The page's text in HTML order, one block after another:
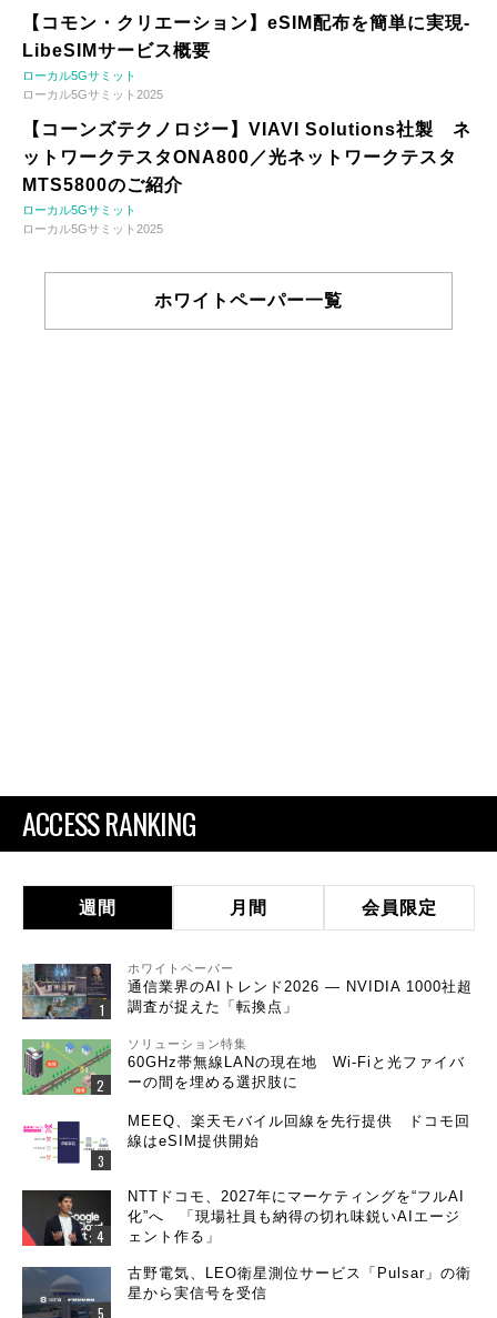
【コモン・クリエーション】eSIM配布を簡単に実現-
LibeSIMサービス概要
ローカル5Gサミット
ローカル5Gサミット2025
【コーンズテクノロジー】VIAVI Solutions社製 ネ
ットワークテスタONA800／光ネットワークテスタ
MTS5800のご紹介
ローカル5Gサミット
ローカル5Gサミット2025
ホワイトペーパー一覧
ACCESS RANKING
週間 月間 会員限定
ホワイトペーパー
通信業界のAIトレンド2026 ― NVIDIA 1000社超
調査が捉えた「転換点」
ソリューション特集
60GHz帯無線LANの現在地 Wi-Fiと光ファイバ
ーの間を埋める選択肢に
MEEQ、楽天モバイル回線を先行提供 ドコモ回
線はeSIM提供開始
NTTドコモ、2027年にマーケティングを“フルAI
化”へ 「現場社員も納得の切れ味鋭いAIエージ
ェント作る」
古野電気、LEO衛星測位サービス「Pulsar」の衛
星から実信号を受信